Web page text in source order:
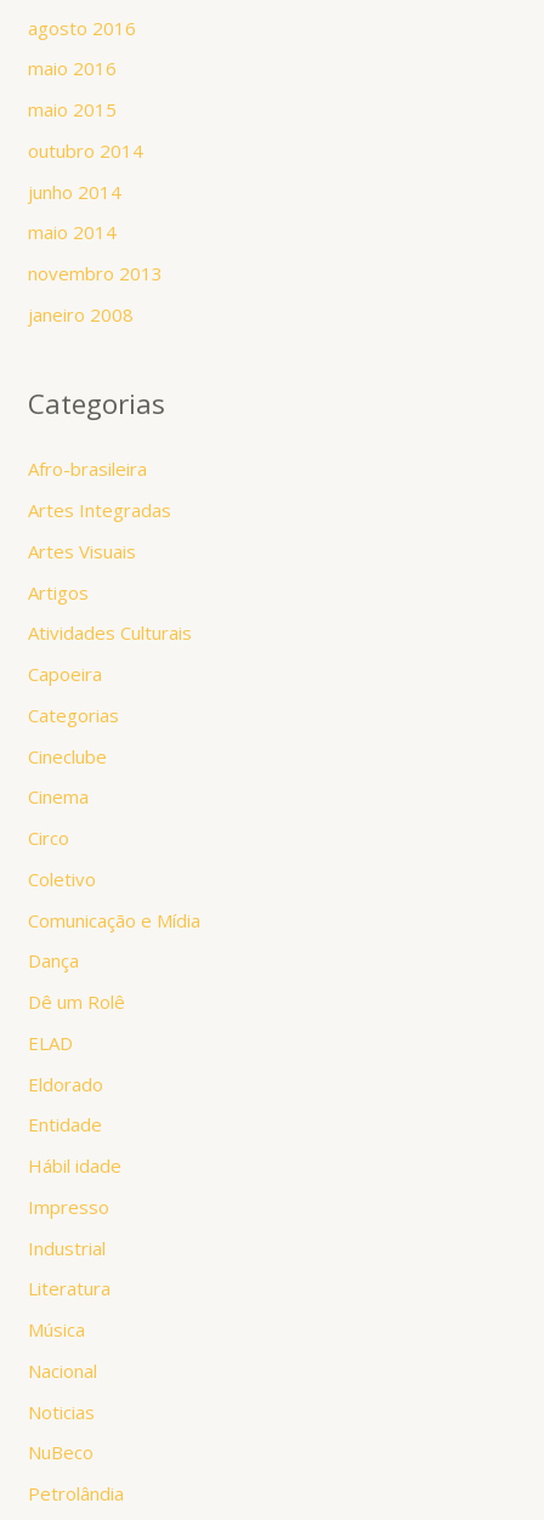
agosto 2016
maio 2016
maio 2015
outubro 2014
junho 2014
maio 2014
novembro 2013
janeiro 2008
Categorias
Afro-brasileira
Artes Integradas
Artes Visuais
Artigos
Atividades Culturais
Capoeira
Categorias
Cineclube
Cinema
Circo
Coletivo
Comunicação e Mídia
Dança
Dê um Rolê
ELAD
Eldorado
Entidade
Hábil idade
Impresso
Industrial
Literatura
Música
Nacional
Noticias
NuBeco
Petrolândia